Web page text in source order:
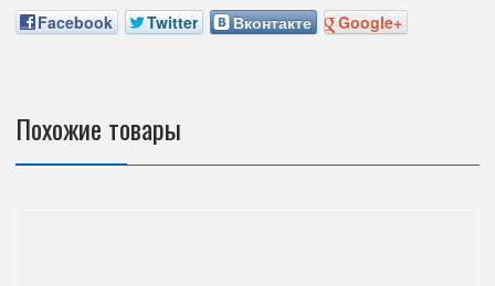
Facebook Twitter Вконтакте Google+
Похожие товары